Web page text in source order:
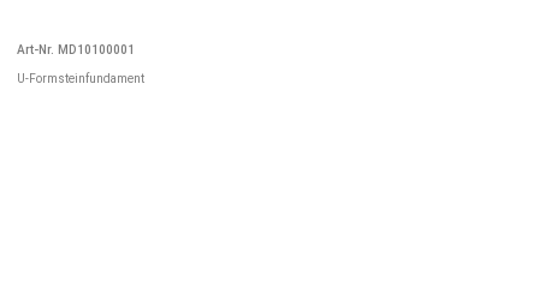
Art-Nr. MD10100001
U-Formsteinfundament